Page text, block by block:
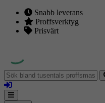
Snabb leverans
Proffsverktyg
Prisvärt
Sök
bland
tusentals
proffsmaskiner
Logga
in